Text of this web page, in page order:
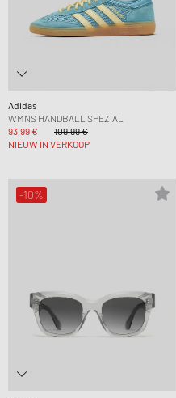
Adidas
WMNS HANDBALL SPEZIAL
93,99 €
109,99 €
NIEUW IN VERKOOP
-10%